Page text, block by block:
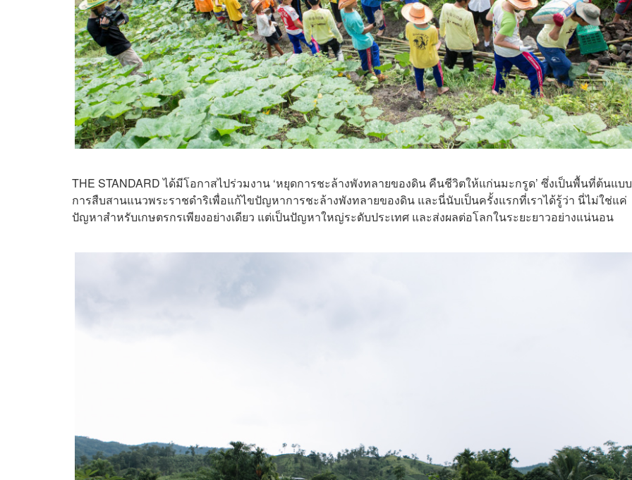
THE STANDARD ได้มีโอกาสไปร่วมงาน ‘หยุดการชะล้างพังทลายของดิน คืนชีวิตให้แก่นมะกรูด’ ซึ่งเป็นพื้นที่ต้นแบ
การสืบสานแนวพระราชดำริเพื่อแก้ไขปัญหาการชะล้างพังทลายของดิน และนี่นับเป็นครั้งแรกที่เราได้รู้ว่า นี่ไม่ใช่แค่
ปัญหาสำหรับเกษตรกรเพียงอย่างเดียว แต่เป็นปัญหาใหญ่ระดับประเทศ และส่งผลต่อโลกในระยะยาวอย่างแน่นอน